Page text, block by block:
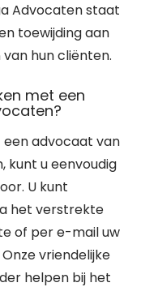
Advocaten staat
toewijding aan
hun cliënten.
met een
advocaat van
kunt u eenvoudig
U kunt
het verstrekte
of per e-mail uw
vriendelijke
helpen bij het